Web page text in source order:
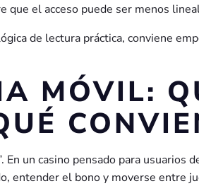
que el acceso puede ser menos
de lectura práctica, conviene
MÓVIL:
En un casino pensado para usuarios
entender el bono y moverse entre